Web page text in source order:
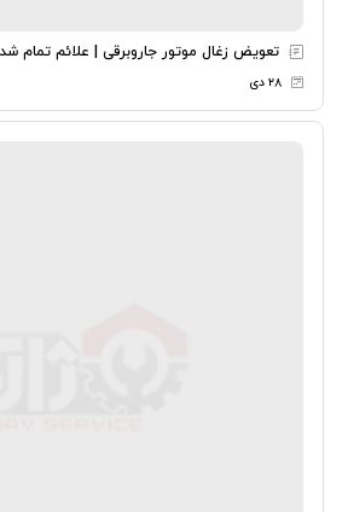
تعویض زغال موتور جاروبرقی | علائم تمام
۲۸ دی